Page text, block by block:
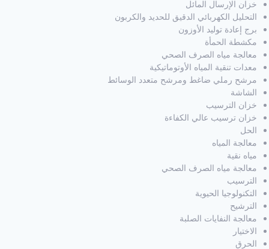
خزان الإرسال المائل
التحليل الكهربائي الدقيق للحديد والكربون
برج إعادة توليد الأوزون
مكشطة الحمأة
معالجة مياه الصرف الصحي
معدات تنقية المياه الأوتوماتيكية
مرشح رملي ضاغط ومرشح متعدد الوسائط
الشاشة
خزان الترسيب
خزان ترسيب عالي الكفاءة
الحل
معالجة المياه
مياه نقية
معالجة مياه الصرف الصحي
الترسيب
التكنولوجيا الحيوية
الترشيح
معالجة النفايات الصلبة
الاختيار
الحرق